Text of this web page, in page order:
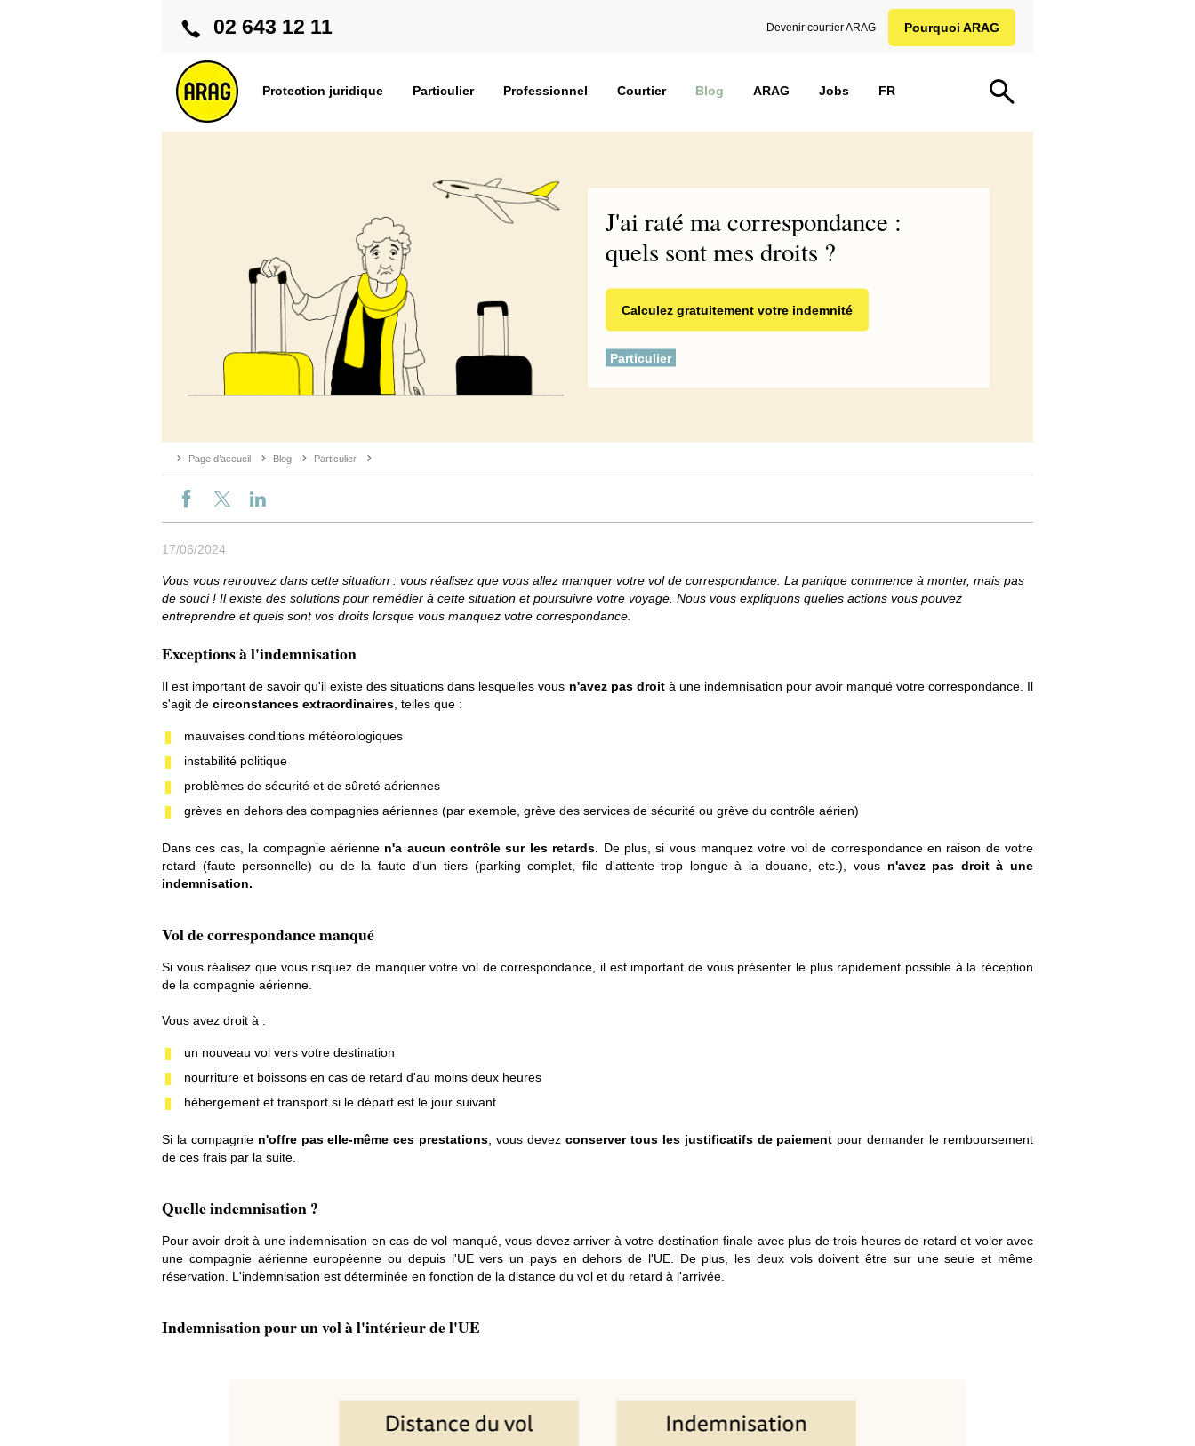
02 643 12 11 Devenir courtier ARAG Pourquoi ARAG
Protection juridique Particulier Professionnel Courtier Blog ARAG Jobs FR
Page d’accueil Blog Particulier
J'ai raté ma correspondance :
quels sont mes droits ?
Calculez gratuitement votre indemnité
Particulier
17/06/2024
Vous vous retrouvez dans cette situation : vous réalisez que vous allez manquer votre vol de correspondance. La panique commence à monter, mais pas
de souci ! Il existe des solutions pour remédier à cette situation et poursuivre votre voyage. Nous vous expliquons quelles actions vous pouvez
entreprendre et quels sont vos droits lorsque vous manquez votre correspondance.
Exceptions à l'indemnisation
Il est important de savoir qu'il existe des situations dans lesquelles vous n'avez pas droità une indemnisation pour avoir manqué votre correspondance. Il
s'agit de circonstances extraordinaires, telles que :
mauvaises conditions météorologiques
instabilité politique
problèmes de sécurité et de sûreté aériennes
grèves en dehors des compagnies aériennes (par exemple, grève des services de sécurité ou grève du contrôle aérien)
Dans ces cas, la compagnie aérienne n'a aucun contrôle sur les retards. De plus, si vous manquez votre vol de correspondance en raison de votre
retard (faute personnelle) ou de la faute d'un tiers (parking complet, file d'attente trop longue à la douane, etc.), vous n'avez pas droit à une
indemnisation.
Vol de correspondance manqué
Si vous réalisez que vous risquez de manquer votre vol de correspondance, il est important de vous présenter le plus rapidement possible à la réception
de la compagnie aérienne.
Vous avez droit à :
un nouveau vol vers votre destination
nourriture et boissons en cas de retard d'au moins deux heures
hébergement et transport si le départ est le jour suivant
Si la compagnie n'offre pas elle-même ces prestations, vous devez conserver tous les justificatifs de paiement pour demander le remboursement
de ces frais par la suite.
Quelle indemnisation ?
Pour avoir droit à une indemnisation en cas de vol manqué, vous devez arriver à votre destination finale avec plus de trois heures de retard et voler avec
une compagnie aérienne européenne ou depuis l'UE vers un pays en dehors de l'UE. De plus, les deux vols doivent être sur une seule et même
réservation. L'indemnisation est déterminée en fonction de la distance du vol et du retard à l'arrivée.
Indemnisation pour un vol à l'intérieur de l'UE